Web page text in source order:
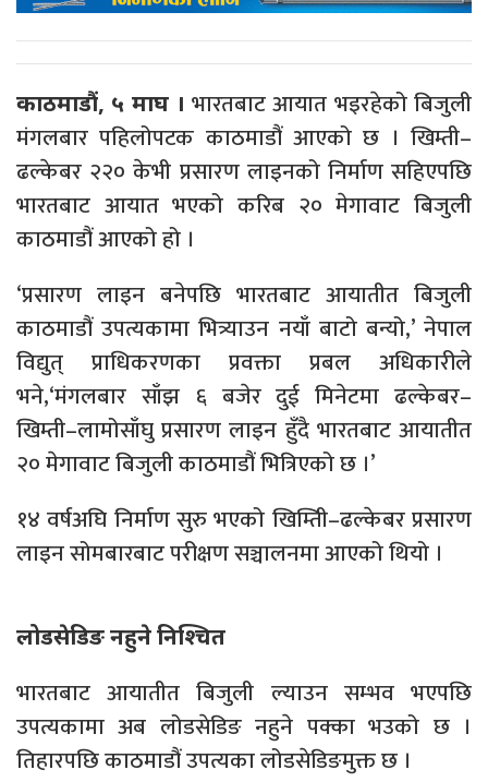
काठमाडौं, ५ माघ । भारतबाट आयात भइरहेको बिजुली
मंगलबार पहिलोपटक काठमाडौं आएको छ । खिम्ती–
ढल्केबर २२० केभी प्रसारण लाइनको निर्माण सहिएपछि
भारतबाट आयात भएको करिब २० मेगावाट बिजुली
काठमाडौं आएको हो ।
‘प्रसारण लाइन बनेपछि भारतबाट आयातीत बिजुली
काठमाडौं उपत्यकामा भित्र्याउन नयाँ बाटो बन्यो,’ नेपाल
विद्युत् प्राधिकरणका प्रवक्ता प्रबल अधिकारीले
भने,‘मंगलबार साँझ ६ बजेर दुई मिनेटमा ढल्केबर–
खिम्ती–लामोसाँघु प्रसारण लाइन हुँदै भारतबाट आयातीत
२० मेगावाट बिजुली काठमाडौं भित्रिएको छ ।’
१४ वर्षअघि निर्माण सुरु भएको खिम्तिी–ढल्केबर प्रसारण
लाइन सोमबारबाट परीक्षण सञ्चालनमा आएको थियो ।
लोडसेडिङ नहुने निश्चित
भारतबाट आयातीत बिजुली ल्याउन सम्भव भएपछि
उपत्यकामा अब लोडसेडिङ नहुने पक्का भउको छ ।
तिहारपछि काठमाडौं उपत्यका लोडसेडिङमुक्त छ ।